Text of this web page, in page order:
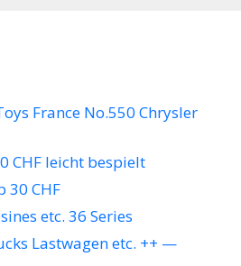
France No.550 Chrysler
CHF leicht bespielt
30 CHF
etc. 36 Series
Lastwagen etc. ++ —